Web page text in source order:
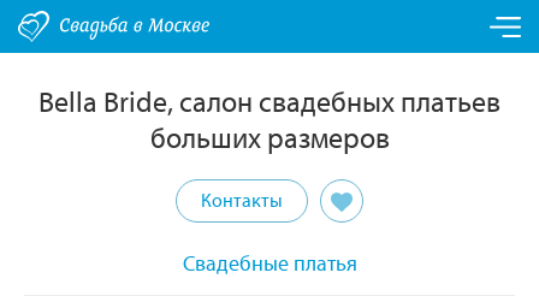
Bella Bride, салон свадебных платьев
больших размеров
Контакты
Свадебные платья